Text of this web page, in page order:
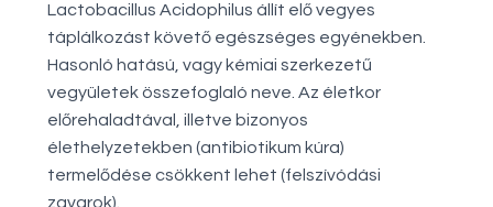
Lactobacillus Acidophilus állít elő vegyes
táplálkozást követő egészséges egyénekben.
Hasonló hatású, vagy kémiai szerkezetű
vegyületek összefoglaló neve. Az életkor
előrehaladtával, illetve bizonyos
élethelyzetekben (antibiotikum kúra)
termelődése csökkent lehet (felszívódási
zavarok).